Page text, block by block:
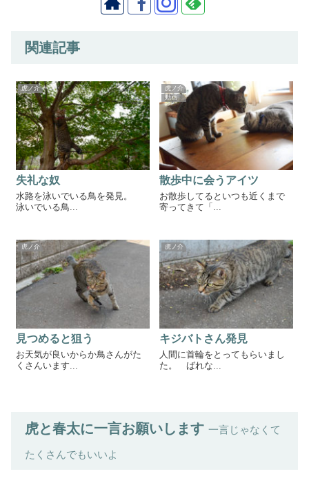
関連記事
虎ノ介
失礼な奴
水路を泳いでいる鳥を発見。
泳いでいる鳥...
虎ノ介
動画
散歩中に会うアイツ
お散歩してるといつも近くまで
寄ってきて「...
虎ノ介
見つめると狙う
お天気が良いからか鳥さんがた
くさんいます...
虎ノ介
キジバトさん発見
人間に首輪をとってもらいまし
た。 ばれな...
虎と春太に一言お願いします 一言じゃなくて
たくさんでもいいよ